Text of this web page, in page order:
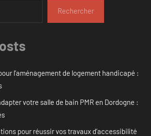
Rechercher
l’aménagement de logement handicapé :
votre salle de bain PMR en Dordogne :
pour réussir vos travaux d’accessibilité